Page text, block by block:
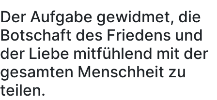
Der Aufgabe gewidmet, die
Botschaft des Friedens und
der Liebe mitfühlend mit der
gesamten Menschheit zu
teilen.